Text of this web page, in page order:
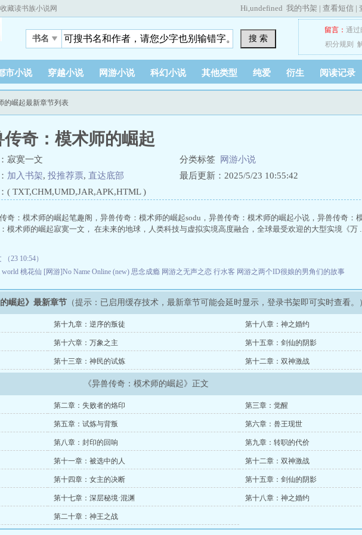
收藏读书族小说网 Hi,undefined 我的书架 | 查看短信 |
书名 搜 索
留言： 通过
积分规则
市小说 穿越小说 网游小说 科幻小说 其他类型 纯爱 衍生 阅读记录
的崛起最新章节列表
传奇：模术师的崛起
寂寞一文 分类标签
网游小说
加入书架, 投推荐票, 直达底部
最后更新：2025/5/23 10:55:42
TXT,CHM,UMD,JAR,APK,HTML )
奇：模术师的崛起笔趣阁，异兽传奇：模术师的崛起sodu，异兽传奇：模术师的崛起小说，异兽传奇：
模术师的崛起寂寞一文， 在未来的地球，人类科技与虚拟实境高度融合，全球最受欢迎的大型实境《万
23 10:54）
world 桃花仙 [网游]No Name Online (new) 思念成瘾 网游之无声之恋 行水客 网游之两个ID很娘的男角们的故事
崛起》最新章节 （提示：已启用缓存技术，最新章节可能会延时显示，登录书架即可实时查看。
第十九章：逆序的叛徒 第十八章：神之婚约
第十六章：万象之主 第十五章：剑仙的阴影
第十三章：神民的试炼 第十二章：双神激战
《异兽传奇：模术师的崛起》正文
第二章：失败者的烙印 第三章：觉醒
第五章：试炼与背叛 第六章：兽王现世
第八章：封印的回响 第九章：转职的代价
第十一章：被选中的人 第十二章：双神激战
第十四章：女主的决断 第十五章：剑仙的阴影
第十七章：深层秘境·混渊 第十八章：神之婚约
第二十章：神王之战